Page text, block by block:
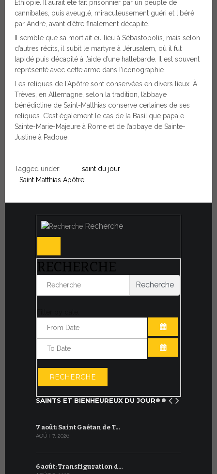
Éthiopie. Il aurait été fait prisonnier par un peuple de
cannibales, puis aveuglé, miraculeusement guéri et libéré
par André, avant d’être finalement décapité.
Il semble que sa mort ait eu lieu à Sébastopolis, mais selon
d’autres récits, il subit le martyre à Jérusalem, où il fut
lapidé puis décapité à l’aide d’une hallebarde. Il est souvent
représenté avec cette arme dans l’iconographie.
Les reliques de l’Apôtre sont conservées en divers lieux. À
Trèves, en Allemagne, selon la tradition, l’abbaye
bénédictine de Saint-Matthias conserve certaines de ses
reliques. C’est également le cas de la Basilique papale
Sainte-Marie-Majeure à Rome et de l’abbaye de Sainte-
Justine à Padoue.
Tagged under:
saint du jour
Saint Matthias Apôtre
Recherche
RECHERCHE
Recherche
OUVRIR LE
RECHERCHE
SAINTS ET BIENHEUREUX DU JOUR
7 août: Saint Gaétan de T…
AOÛT 7, 2026
6 août: Transfiguration d…